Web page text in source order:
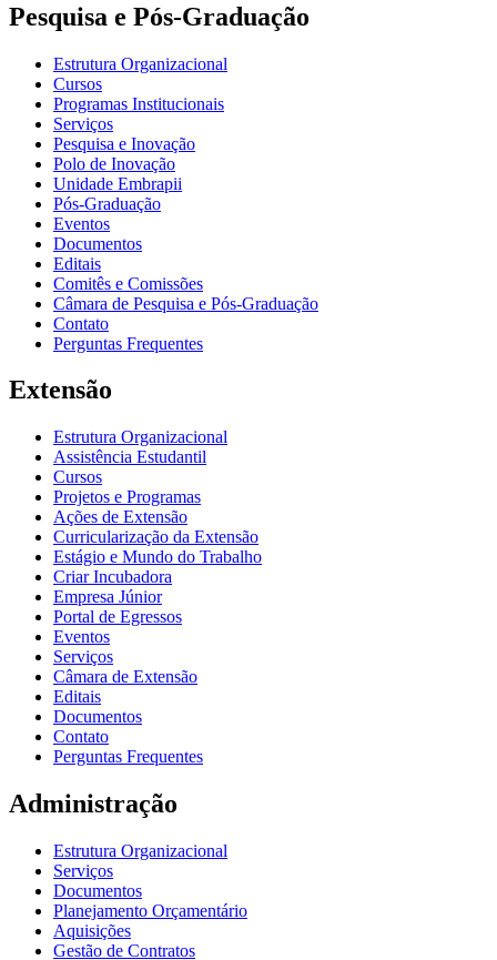
Pesquisa e Pós-Graduação
Estrutura Organizacional
Cursos
Programas Institucionais
Serviços
Pesquisa e Inovação
Polo de Inovação
Unidade Embrapii
Pós-Graduação
Eventos
Documentos
Editais
Comitês e Comissões
Câmara de Pesquisa e Pós-Graduação
Contato
Perguntas Frequentes
Extensão
Estrutura Organizacional
Assistência Estudantil
Cursos
Projetos e Programas
Ações de Extensão
Curricularização da Extensão
Estágio e Mundo do Trabalho
Criar Incubadora
Empresa Júnior
Portal de Egressos
Eventos
Serviços
Câmara de Extensão
Editais
Documentos
Contato
Perguntas Frequentes
Administração
Estrutura Organizacional
Serviços
Documentos
Planejamento Orçamentário
Aquisições
Gestão de Contratos